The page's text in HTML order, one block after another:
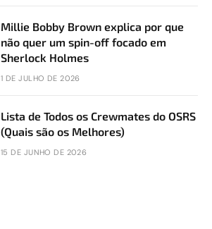
Millie Bobby Brown explica por que
não quer um spin-off focado em
Sherlock Holmes
1 DE JULHO DE 2026
Lista de Todos os Crewmates do OSRS
(Quais são os Melhores)
15 DE JUNHO DE 2026